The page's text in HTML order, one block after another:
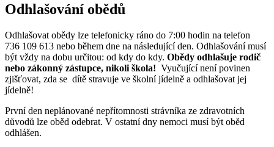
Odhlašování obědů
Odhlašovat obědy lze telefonicky ráno do 7:00 hodin na telefon
736 109 613 nebo během dne na následující den. Odhlašování musí
být vždy na dobu určitou: od kdy do kdy. Obědy odhlašuje rodič
nebo zákonný zástupce, nikoli škola! Vyučující není povinen
zjišťovat, zda se dítě stravuje ve školní jídelně a odhlašovat jej
jídelně!
První den neplánované nepřítomnosti strávníka ze zdravotních
důvodů lze oběd odebrat. V ostatní dny nemoci musí být oběd
odhlášen.